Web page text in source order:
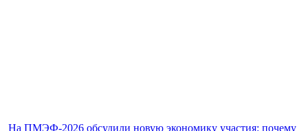
На ПМЭФ-2026 обсудили новую экономику участия: почему